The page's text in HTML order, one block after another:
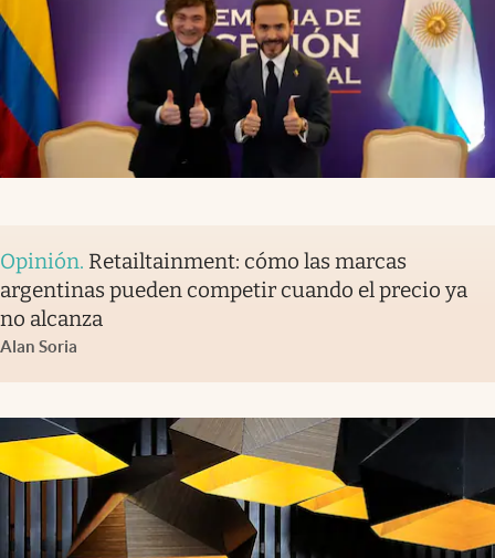
Opinión. Retailtainment: cómo las marcas
argentinas pueden competir cuando el precio ya
no alcanza
Alan Soria